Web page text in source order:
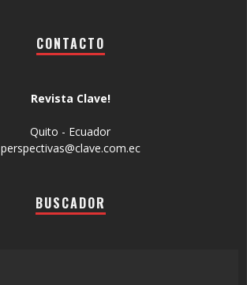
CONTACTO
Revista Clave!
Quito - Ecuador
perspectivas@clave.com.ec
BUSCADOR